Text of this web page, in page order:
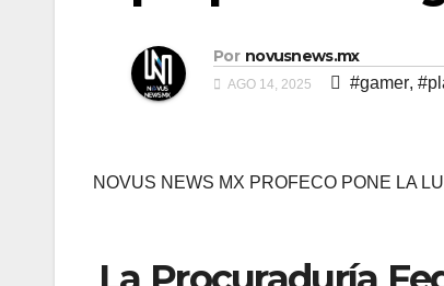
Por novusnews.mx
AGO 14, 2025 #gamer,
NOVUS NEWS MX PROFECO PONE LA